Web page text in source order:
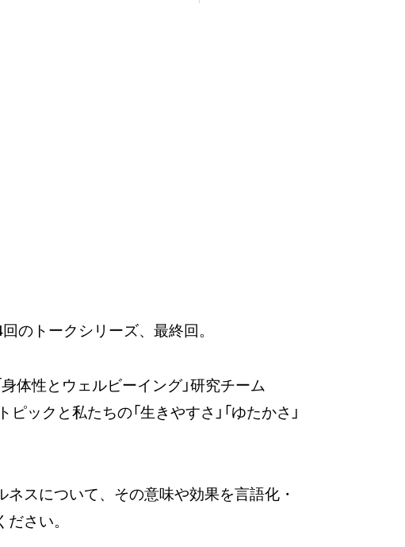
のトークシリーズ、最終回。
体性とウェルビーイング」研究チーム
クと私たちの「生きやすさ」「ゆたかさ」
ネスについて、その意味や効果を言語化・
さい。